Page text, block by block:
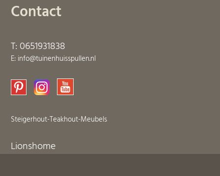
Contact
T: 0651931838
E: info@tuinenhuisspullen.nl
Steigerhout-Teakhout-Meubels
Lionshome